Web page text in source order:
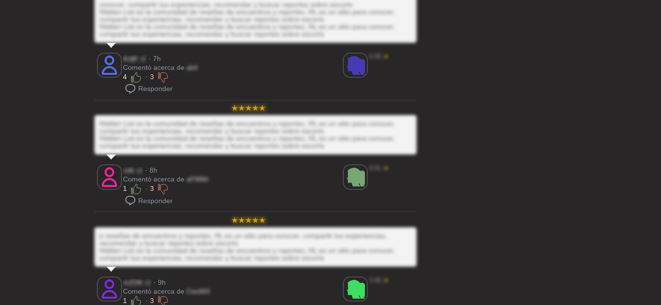
conocer, compartir tus experiencias, recomendar y buscar reportes sobre escorts
Hidden List es la comunidad de reseñas de encuentros y reportes, HL es un sitio para conocer,
compartir tus experiencias, recomendar y buscar reportes sobre escorts
Hidden List es la comunidad de reseñas de encuentros y reportes, HL es un sitio para conocer,
compartir tus experiencias, recomendar y buscar reportes sobre escorts
6cljK
· 7h
Comentó acerca de ak4
4
· 3
Responder
★
Hidden List es la comunidad de reseñas de encuentros y reportes, HL es un sitio para conocer,
compartir tus experiencias, recomendar y buscar reportes sobre escorts
Hidden List es la comunidad de reseñas de encuentros y reportes, HL es un sitio para conocer,
compartir tus experiencias, recomendar y buscar reportes sobre escorts
rsIk
· 8h
Comentó acerca de aFMMr
1
· 3
Responder
★
e reseñas de encuentros y reportes, HL es un sitio para conocer, compartir tus experiencias,
recomendar y buscar reportes sobre escorts
Hidden List es la comunidad de reseñas de encuentros y reportes, HL es un sitio para conocer,
compartir tus experiencias, recomendar y buscar reportes sobre escorts
mZDK
· 9h
Comentó acerca de
CwvMX
1
· 3
★